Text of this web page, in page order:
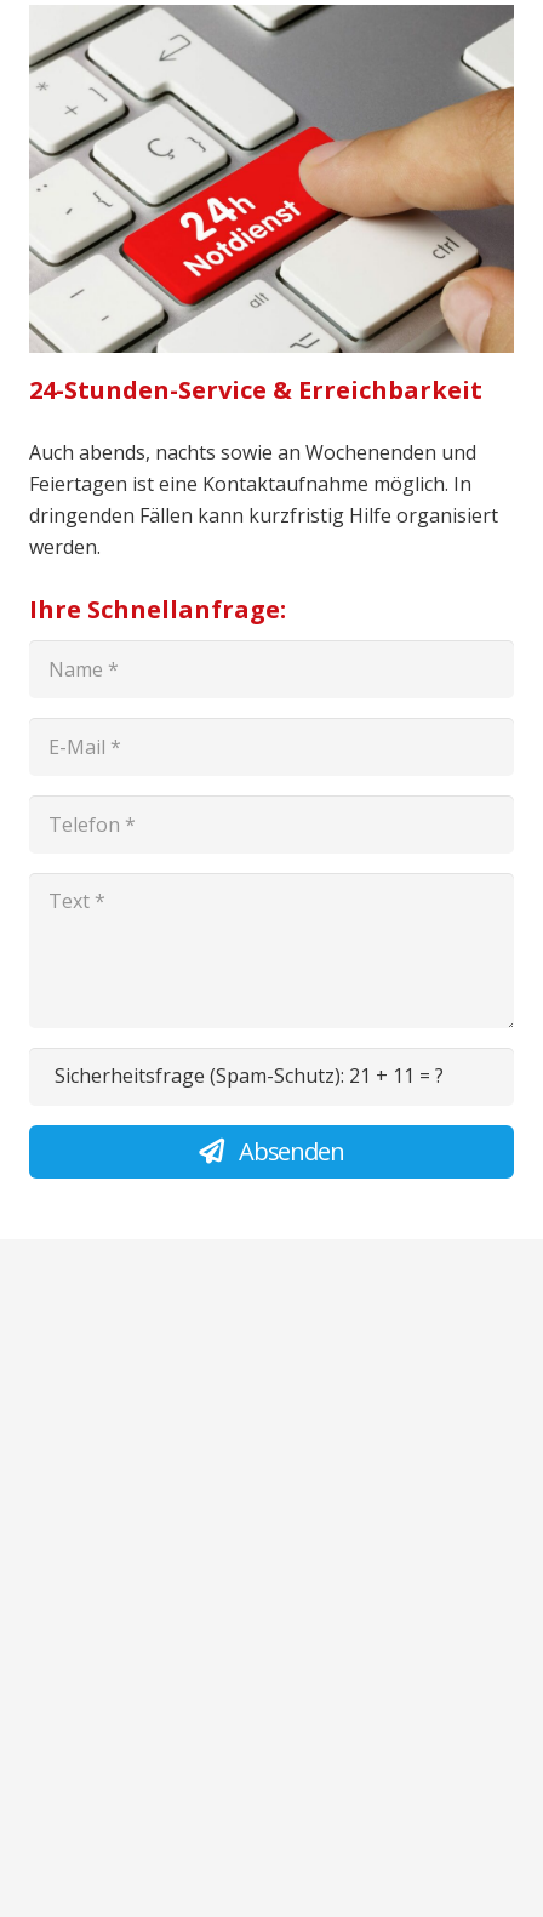
24-Stunden-Service & Erreichbarkeit
Auch abends, nachts sowie an Wochenenden und
Feiertagen ist eine Kontaktaufnahme möglich. In
dringenden Fällen kann kurzfristig Hilfe organisiert
werden.
Ihre Schnellanfrage:
Sicherheitsfrage (Spam-Schutz): 21 + 11 = ?
Absenden